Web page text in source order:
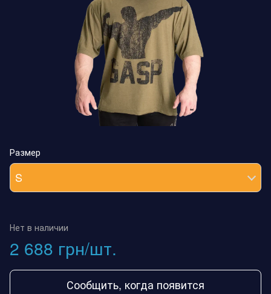
Размер
S
Нет в наличии
2 688 грн/шт.
Сообщить, когда появится